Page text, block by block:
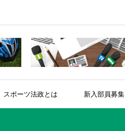
スポーツ法政とは 新入部員募集